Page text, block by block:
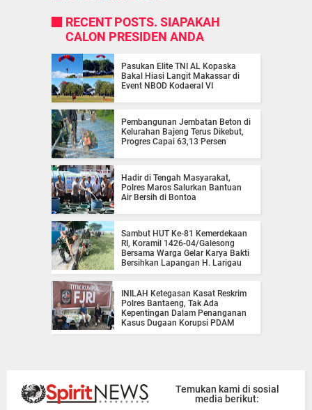
RECENT POSTS. SIAPAKAH
CALON PRESIDEN ANDA
Pasukan Elite TNI AL Kopaska
Bakal Hiasi Langit Makassar di
Event NBOD Kodaeral VI
Pembangunan Jembatan Beton di
Kelurahan Bajeng Terus Dikebut,
Progres Capai 63,13 Persen
Hadir di Tengah Masyarakat,
Polres Maros Salurkan Bantuan
Air Bersih di Bontoa
Sambut HUT Ke-81 Kemerdekaan
RI, Koramil 1426-04/Galesong
Bersama Warga Gelar Karya Bakti
Bersihkan Lapangan H. Larigau
INILAH Ketegasan Kasat Reskrim
Polres Bantaeng, Tak Ada
Kepentingan Dalam Penanganan
Kasus Dugaan Korupsi PDAM
Temukan kami di sosial
media berikut: